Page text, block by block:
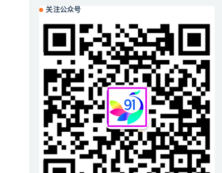
关注公众号